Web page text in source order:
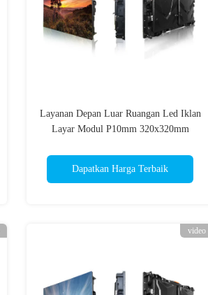
Layanan Depan Luar Ruangan Led Iklan
Layar Modul P10mm 320x320mm
Dapatkan Harga Terbaik
video